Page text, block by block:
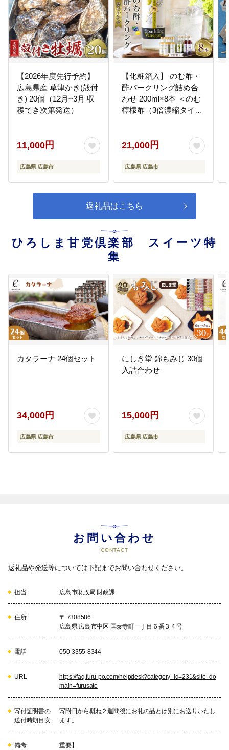
08
サッカースタジアムの管理運営
広島の新たなシンボルとして、広
域的な集客効果を高めることや、
サッカーを通じた地域交流や国際
交流が促進されることなど、年間
施設となるように取り組みます。
09
平和の推進
料の保存措置の強化や青少年「平
和と交流」支援事業など、被爆の
業を実施します。
被爆の惨禍を後世に伝える歴史の
証人である世界遺産「原爆ドー
ム」の永久保存のため、原爆ドー
ムの健全度調査などを行います。
国際協力活動を通じて、世界の平
和と発展に貢献するため、アジア
等の諸都市からの環境保全等研修
員を受入れます。
高齢者、障害者、子どもをはじ
め、市民の誰もが住みなれた地域
で互いに支え合い、安心して暮ら
13
被爆者援護の充実
めの普及啓発や地域猫活動の充
実、収容動物の健康管理、動物愛
護関連事業などに活用し、動物の
向けた取り組みを推進します。
に恵まれ、かつ、快適な都市生活
に役立てます。
平和大通りを人々に平和を実感し
てもらう空間、また、都心の回遊
【2026年度先行予約】
広島県産 草津かき(殻付
き) 20個（12月~3月 収
穫でき次第発送）
11,000円
広島県 広島市
【化粧箱入】 のむ酢・
酢パークリング詰め合
わせ 200ml×8本 ＜のむ
檸檬酢（3倍濃縮タイプ
ベリー酢パークリング2
21,000円
広島県 広島市
返礼品はこちら
ひろしま甘党倶楽部 スイーツ特
集
カタラーナ 24個セット
34,000円
広島県 広島市
にしき堂 錦もみじ 30個
入詰合わせ
15,000円
広島県 広島市
お問い合わせ
CONTACT
返礼品や発送等については下記までお問い合わせください。
担当 広島市財政局 財政課
住所
〒 7308586
広島県 広島市中区 国泰寺町一丁目６番３４号
電話 050-3355-8344
URL
https://faq.furu-po.com/helpdesk?category_id=231&site_do
main=furusato
寄付証明書の
送付時期目安
寄附日から概ね２週間後にお礼の品とは別にお送りいたし
ます。
備考
重要】